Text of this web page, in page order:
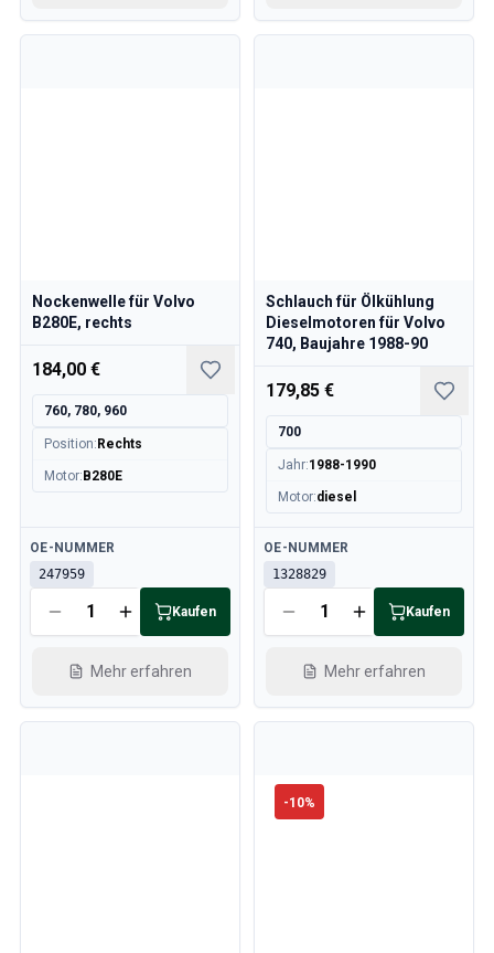
Nockenwelle für Volvo
B280E, rechts
184,00 €
760, 780, 960
Position: Rechts
Motor: B280E
Verfügbar
OE-NUMMER
247959
Kaufen
Mehr erfahren
Schlauch für Ölkühlung
Dieselmotoren für Volvo
740, Baujahre 1988-90
179,85 €
700
Jahr:1988-1990
Motor:diesel
Verfügbar
OE-NUMMER
1328829
Kaufen
Mehr erfahren
-10%